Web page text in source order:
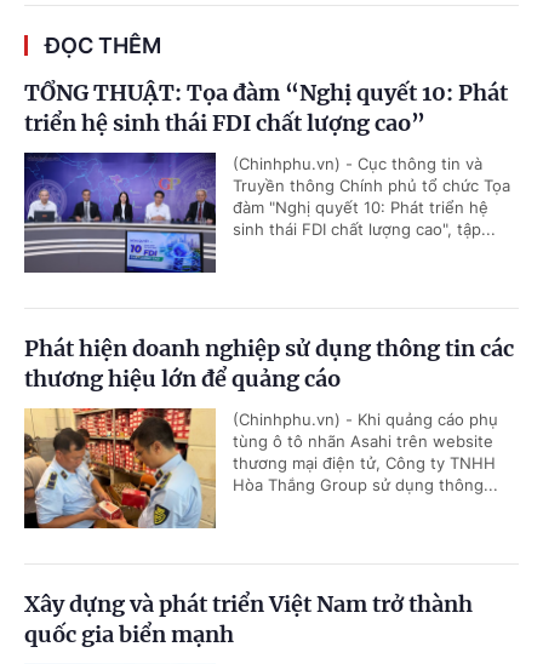
ĐỌC THÊM
TỔNG THUẬT: Tọa đàm “Nghị quyết 10: Phát
triển hệ sinh thái FDI chất lượng cao”
(Chinhphu.vn) - Cục thông tin và
Truyền thông Chính phủ tổ chức Tọa
đàm "Nghị quyết 10: Phát triển hệ
sinh thái FDI chất lượng cao", tập...
Phát hiện doanh nghiệp sử dụng thông tin các
thương hiệu lớn để quảng cáo
(Chinhphu.vn) - Khi quảng cáo phụ
tùng ô tô nhãn Asahi trên website
thương mại điện tử, Công ty TNHH
Hòa Thắng Group sử dụng thông...
Xây dựng và phát triển Việt Nam trở thành
quốc gia biển mạnh